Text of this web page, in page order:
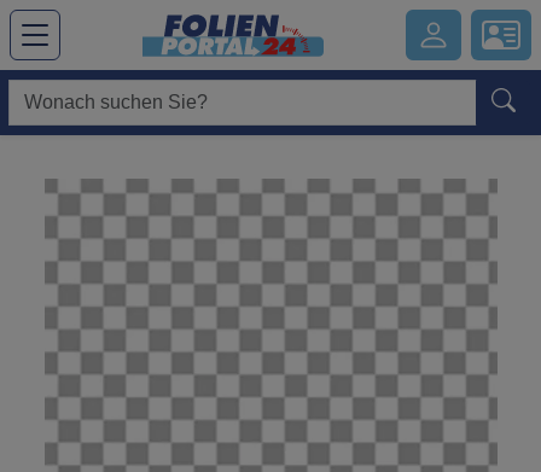
Hauptregion der Seite anspringen